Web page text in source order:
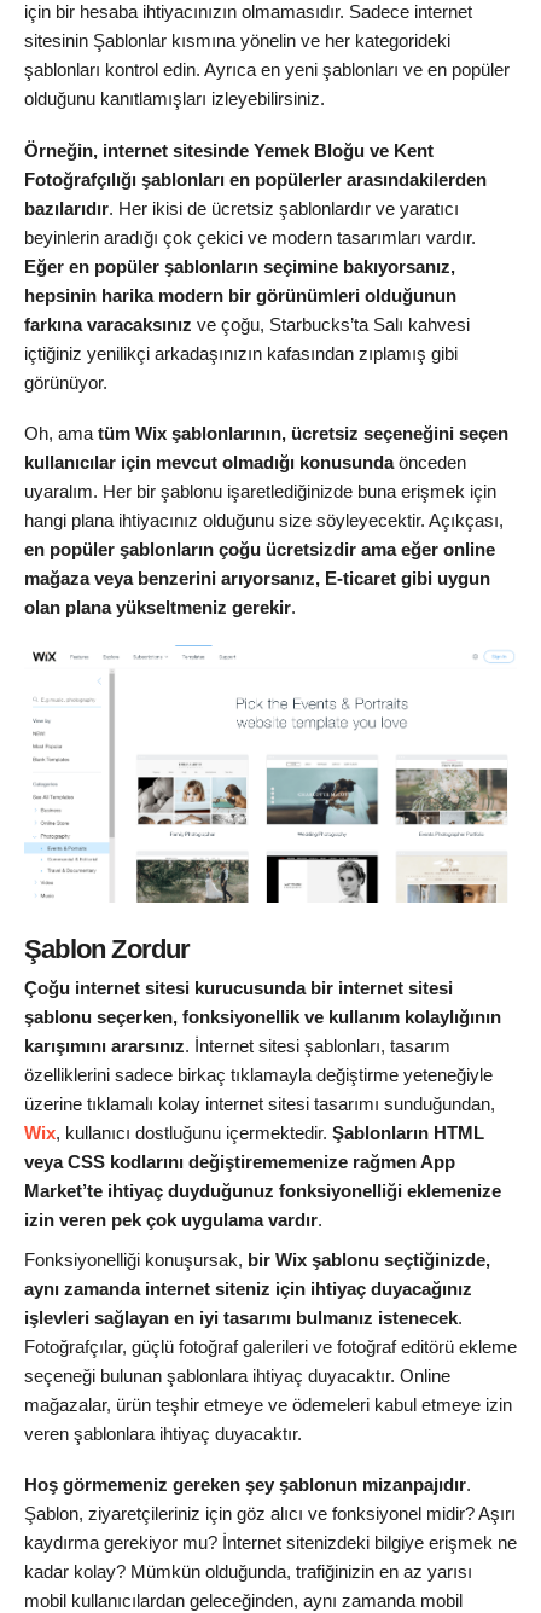
için bir hesaba ihtiyacınızın olmamasıdır. Sadece internet
sitesinin Şablonlar kısmına yönelin ve her kategorideki
şablonları kontrol edin. Ayrıca en yeni şablonları ve en popüler
olduğunu kanıtlamışları izleyebilirsiniz.
Örneğin, internet sitesinde Yemek Bloğu ve Kent
Fotoğrafçılığı şablonları en popülerler arasındakilerden
bazılarıdır. Her ikisi de ücretsiz şablonlardır ve yaratıcı
beyinlerin aradığı çok çekici ve modern tasarımları vardır.
Eğer en popüler şablonların seçimine bakıyorsanız,
hepsinin harika modern bir görünümleri olduğunun
farkına varacaksınız ve çoğu, Starbucks’ta Salı kahvesi
içtiğiniz yenilikçi arkadaşınızın kafasından zıplamış gibi
görünüyor.
Oh, amatüm Wix şablonlarının, ücretsiz seçeneğini seçen
kullanıcılar için mevcut olmadığı konusundaönceden
uyaralım. Her bir şablonu işaretlediğinizde buna erişmek için
hangi plana ihtiyacınız olduğunu size söyleyecektir. Açıkçası,
en popüler şablonların çoğu ücretsizdir ama eğer online
mağaza veya benzerini arıyorsanız, E-ticaret gibi uygun
olan plana yükseltmeniz gerekir.
Şablon Zordur
Çoğu internet sitesi kurucusunda bir internet sitesi
şablonu seçerken, fonksiyonellik ve kullanım kolaylığının
karışımını ararsınız. İnternet sitesi şablonları, tasarım
özelliklerini sadece birkaç tıklamayla değiştirme yeteneğiyle
üzerine tıklamalı kolay internet sitesi tasarımı sunduğundan,
Wix, kullanıcı dostluğunu içermektedir. Şablonların HTML
veya CSS kodlarını değiştirememenize rağmen App
Market’te ihtiyaç duyduğunuz fonksiyonelliği eklemenize
izin veren pek çok uygulama vardır.
Fonksiyonelliği konuşursak, bir Wix şablonu seçtiğinizde,
aynı zamanda internet siteniz için ihtiyaç duyacağınız
işlevleri sağlayan en iyi tasarımı bulmanız istenecek.
Fotoğrafçılar, güçlü fotoğraf galerileri ve fotoğraf editörü ekleme
seçeneği bulunan şablonlara ihtiyaç duyacaktır. Online
mağazalar, ürün teşhir etmeye ve ödemeleri kabul etmeye izin
veren şablonlara ihtiyaç duyacaktır.
Hoş görmemeniz gereken şey şablonun mizanpajıdır.
Şablon, ziyaretçileriniz için göz alıcı ve fonksiyonel midir? Aşırı
kaydırma gerekiyor mu? İnternet sitenizdeki bilgiye erişmek ne
kadar kolay? Mümkün olduğunda, trafiğinizin en az yarısı
mobil kullanıcılardan geleceğinden, aynı zamanda mobil